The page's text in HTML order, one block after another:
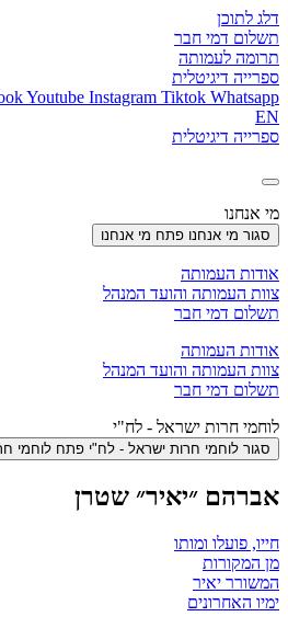
דלג לתוכן
תשלום דמי חבר
תרומה לעמותה
ספרייה דיגיטלית
Youtube Instagram Tiktok Whatsapp
EN
ספרייה דיגיטלית
מי אנחנו
סגור מי אנחנו פתח מי אנחנו
אודות העמותה
צוות העמותה והועד המנהל
תשלום דמי חבר
אודות העמותה
צוות העמותה והועד המנהל
תשלום דמי חבר
לוחמי חרות ישראל - לח"י
סגור לוחמי חרות ישראל - לח"י פתח לוחמי
אברהם ״יאיר״ שטרן
חייו, פועלו ומותו
מן המקורות
המשורר יאיר
ימיו האחרונים